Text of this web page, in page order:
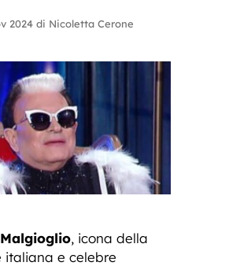
2024 di Nicoletta Cerone
, icona della
italiana e celebre